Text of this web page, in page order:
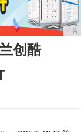
广告
创酷